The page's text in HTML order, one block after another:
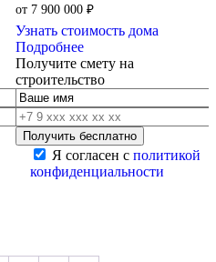
от 7 900 000₽
Узнать стоимость дома
Подробнее
Получите смету на
строительство
Я согласен сполитикой
конфиденциальности